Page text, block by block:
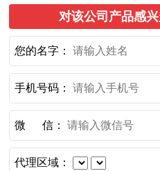
对该公司产品感
您的名字：
手机号码：
微 信：
代理区域：